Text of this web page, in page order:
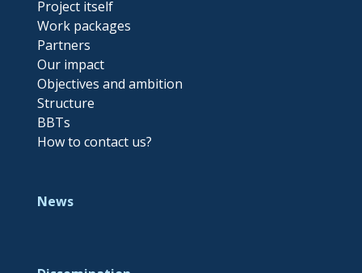
Project itself
Work packages
Partners
Our impact
Objectives and ambition
Structure
BBTs
How to contact us?
News